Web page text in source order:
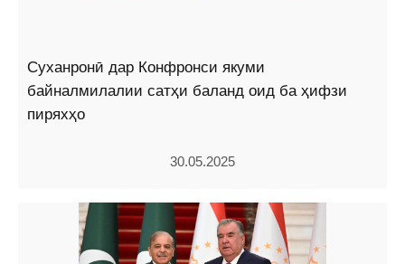
Суханронӣ дар Конфронси якуми
байналмилалии сатҳи баланд оид ба ҳифзи
пиряхҳо
30.05.2025